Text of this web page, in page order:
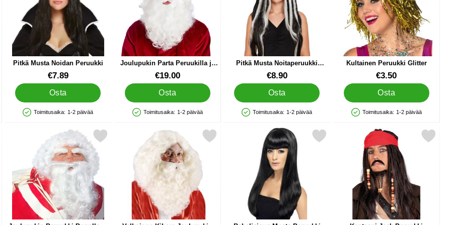
Pitkä Musta Noidan Peruukki
Tuote.nro 38658€7.89
Osta
Saatavuus: Varastossa
Toimitusaika: 1-2 päivää
Joulupukin Parta Peruukilla ja
Silmälaseilla Deluxe
Tuote.nro 89525€19.00
Osta
Saatavuus: Varastossa
Toimitusaika: 1-2 päivää
Pitkä Musta Noitaperuukki
Kiharoilla
Tuote.nro 88710€8.90
Osta
Saatavuus: Varastossa
Toimitusaika: 1-2 päivää
Kultainen Peruukki Glitter
Tuote.nro 40498€3.50
Osta
Saatavuus: Varastossa
Toimitusaika: 1-2 päivää
suosikiksi
joulupukin Peruukki Parralla ja Kulmakarvoilla Deluxe suosikiksiMerkitse valkoinen Kihara Joulupukin Parta suosikiksiMerkitse babelicious Musta Peruukki suosikiksiMerkitse kapteeni Jack